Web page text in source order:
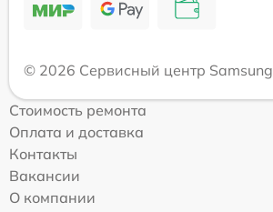
© 2026 Сервисный центр Samsung
Стоимость ремонта
Оплата и доставка
Контакты
Вакансии
О компании